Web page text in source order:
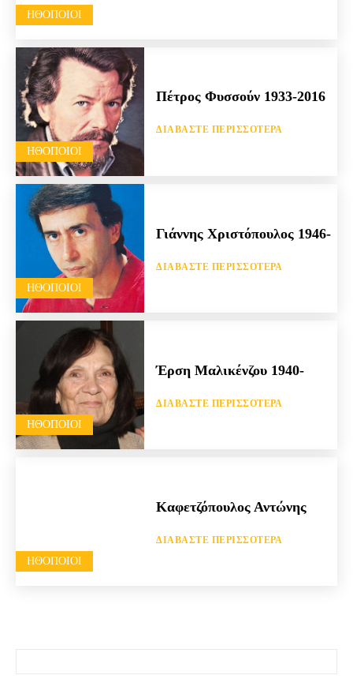
HΘΟΠΟΙΟΊ
HΘΟΠΟΙΟΊ
Πέτρος Φυσσούν 1933-2016
ΔΙΑΒΆΣΤΕ ΠΕΡΙΣΣΌΤΕΡΑ
HΘΟΠΟΙΟΊ
Γιάννης Χριστόπουλος 1946-
ΔΙΑΒΆΣΤΕ ΠΕΡΙΣΣΌΤΕΡΑ
HΘΟΠΟΙΟΊ
Έρση Μαλικένζου 1940-
ΔΙΑΒΆΣΤΕ ΠΕΡΙΣΣΌΤΕΡΑ
HΘΟΠΟΙΟΊ
Καφετζόπουλος Αντώνης
ΔΙΑΒΆΣΤΕ ΠΕΡΙΣΣΌΤΕΡΑ